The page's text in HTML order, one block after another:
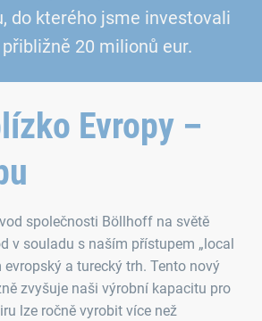
do kterého jsme investovali
20 milionů eur.
Evropy –
společnosti Böllhoff na světě
v souladu s naším přístupem „local
a turecký trh. Tento nový
zvyšuje naši výrobní kapacitu pro
lze ročně vyrobit více než